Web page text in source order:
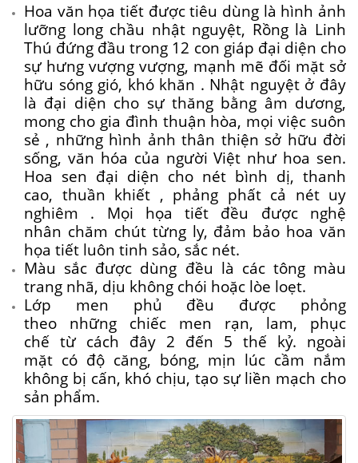
Hoa văn họa tiết đượctiêu dùng là hình ảnh
lưỡng long chầu nhật nguyệt, Rồng là Linh
Thú đứng đầu trong 12 con giáp đại diện cho
sự hưng vượng vượng, mạnh mẽ đối mặt sở
hữu sóng gió, khó khăn . Nhật nguyệt ở đây
là đại diện cho sự thăng bằng âm dương,
mong cho gia đình thuận hòa, mọi việc suôn
sẻ , những hình ảnhthân thiện sở hữu đời
sống, văn hóa của người Việt như hoa sen.
Hoa sen đại diện cho nét bình dị, thanh
cao, thuần khiết , phảng phất cả nét uy
nghiêm . Mọi họa tiết đều được nghệ
nhân chăm chút từng ly, đảm bảo hoa văn
họa tiết luôn tinh sảo, sắc nét.
Màu sắc được dùng đều là các tông màu
trang nhã, dịu không chói hoặc lòe loẹt.
Lớp men phủ đều được phỏng
theo những chiếc men rạn, lam, phục
chế từ cách đây 2 đến 5 thế kỷ. ngoài
mặt có độ căng, bóng, mịn lúc cầm nắm
không bị cấn, khó chịu, tạo sự liền mạch cho
sản phẩm.